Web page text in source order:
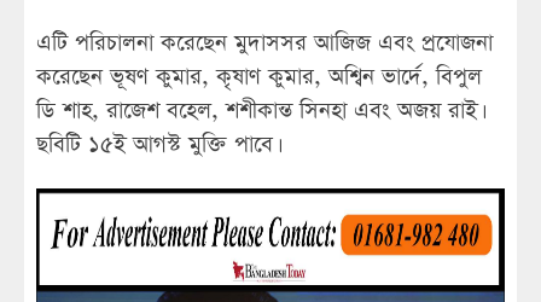
এটি পরিচালনা করেছেন মুদাসসর আজিজ এবং প্রযোজনা
করেছেন ভূষণ কুমার, কৃষাণ কুমার, অশ্বিন ভার্দে, বিপুল
ডি শাহ, রাজেশ বহেল, শশীকান্ত সিনহা এবং অজয় রাই।
ছবিটি ১৫ই আগস্ট মুক্তি পাবে।